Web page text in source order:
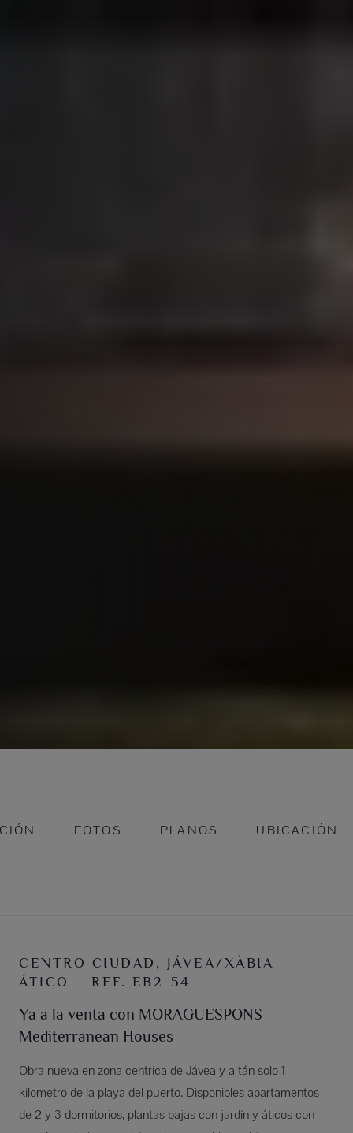
FOTOS PLANOS UBICACIÓN
CENTRO CIUDAD, JÁVEA/XÀBIA
ÁTICO – REF. EB2-54
Ya a la venta con MORAGUESPONS
Mediterranean Houses
Obra nueva en zona centrica de Jávea y a tán solo 1
kilometro de la playa del puerto. Disponibles apartamentos
de 2 y 3 dormitorios, plantas bajas con jardín y áticos con